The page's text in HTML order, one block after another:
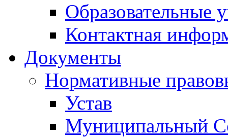
Образовательные
Контактная
Документы
Нормативные
Устав
Муниципальный